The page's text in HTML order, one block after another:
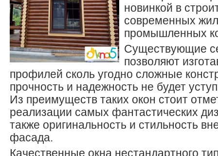
новинкой в
современных
промышленных
Существующие
позволяют
профилей сколь угодно сложные
прочность и надежность не будет
Из преимуществ таких окон стоит
реализации самых фантастических
также оригинальность и стильность
фасада.
Качественные окна нестандартного